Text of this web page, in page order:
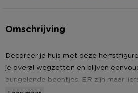
Omschrijving
Decoreer je huis met deze
je overal wegzetten en blijven
bungelende beentjes. ER zijn maar
figuren.